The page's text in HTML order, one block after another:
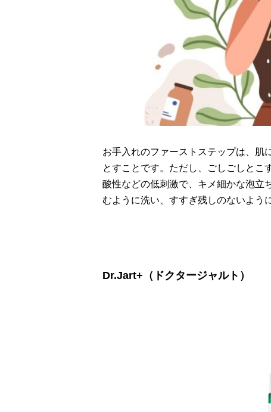
お手入れのファーストステップは、肌
とすことです。ただし、ごしごしとこ
酸性などの低刺激で、キメ細かな泡立
むように洗い、すすぎ残しのないよう
Dr.Jart+（ドクタージャルト）